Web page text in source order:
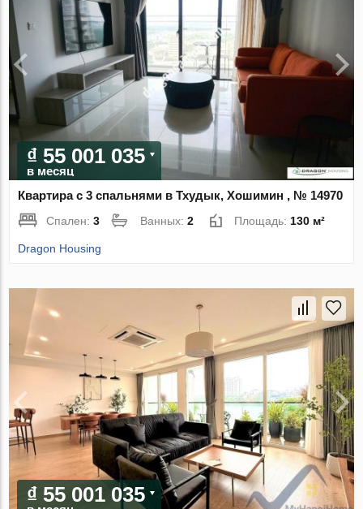
₫ 55 001 035
в месяц
Квартира с 3 спальнями в Тхудык, Хошимин , № 14970
Спален:3 Ванных:2 Площадь:130 м²
Dragon Housing
₫ 55 001 035